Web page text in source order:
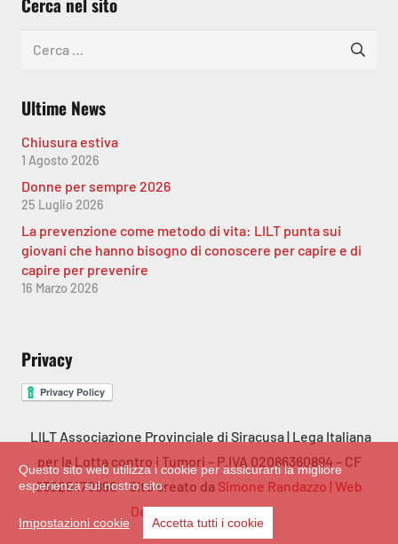
Ultime News
Chiusura estiva
1 Agosto 2026
Donne per sempre 2026
25 Luglio 2026
La prevenzione come metodo di vita: LILT punta sui
giovani che hanno bisogno di conoscere per capire e di
capire per prevenire
16 Marzo 2026
Privacy
LILT Associazione Provinciale di Siracusa | Lega Italiana
per la Lotta contro i Tumori – P.IVA 02086360894 – CF
93029470890 – Sito creato da Simone Randazzo | Web
Designer & Developer
Questo sito web utilizza i cookie per assicurarti la migliore
esperienza sul nostro sito.
Impostazioni cookie Accetta tutti i cookie